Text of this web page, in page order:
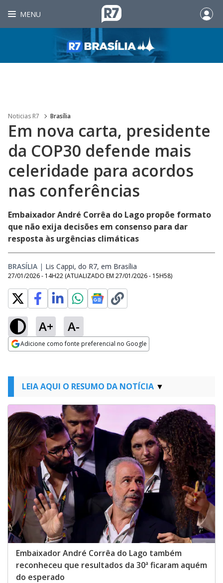
MENU
Noticias R7 Brasília
Em nova carta, presidente
da COP30 defende mais
celeridade para acordos
nas conferências
Embaixador André Corrêa do Lago propõe formato
que não exija decisões em consenso para dar
resposta às urgências climáticas
BRASÍLIA | Lis Cappi, do R7, em Brasília
27/01/2026 - 14H22 (ATUALIZADO EM 27/01/2026 - 15H58)
A+ A-
Adicione como fonte preferencial no Google
LEIA AQUI O RESUMO DA NOTÍCIA
Embaixador André Corrêa do Lago também
reconheceu que resultados da 30ª ficaram aquém
do esperado